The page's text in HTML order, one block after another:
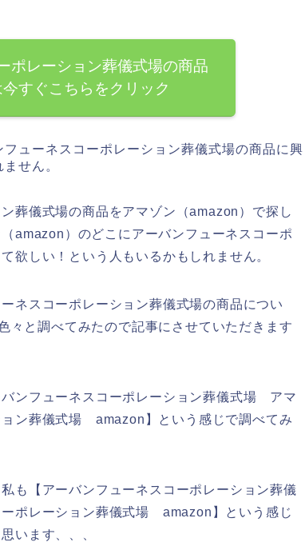
ポレーション葬儀式場の商品
すぐこちらをクリック
ューネスコーポレーション葬儀式場の商品に興
せん。
葬儀式場の商品をアマゾン（amazon）で探し
amazon）のどこにアーバンフューネスコーポ
欲しい！という人もいるかもしれません。
ネスコーポレーション葬儀式場の商品につい
々と調べてみたので記事にさせていただきます
ンフューネスコーポレーション葬儀式場 アマ
ン葬儀式場 amazon】という感じで調べてみ
も【アーバンフューネスコーポレーション葬儀
ポレーション葬儀式場 amazon】という感じ
います、、、